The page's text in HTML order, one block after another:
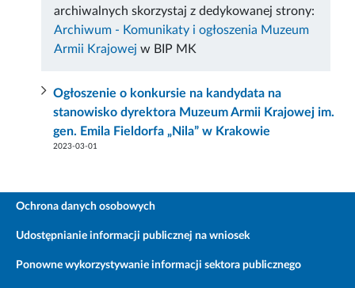
archiwalnych skorzystaj z dedykowanej strony:
Archiwum - Komunikaty i ogłoszenia Muzeum
Armii Krajowej w BIP MK
Ogłoszenie o konkursie na kandydata na
stanowisko dyrektora Muzeum Armii Krajowej im.
gen. Emila Fieldorfa „Nila” w Krakowie
2023-03-01
Ochrona danych osobowych
Udostępnianie informacji publicznej na wniosek
Ponowne wykorzystywanie informacji sektora publicznego